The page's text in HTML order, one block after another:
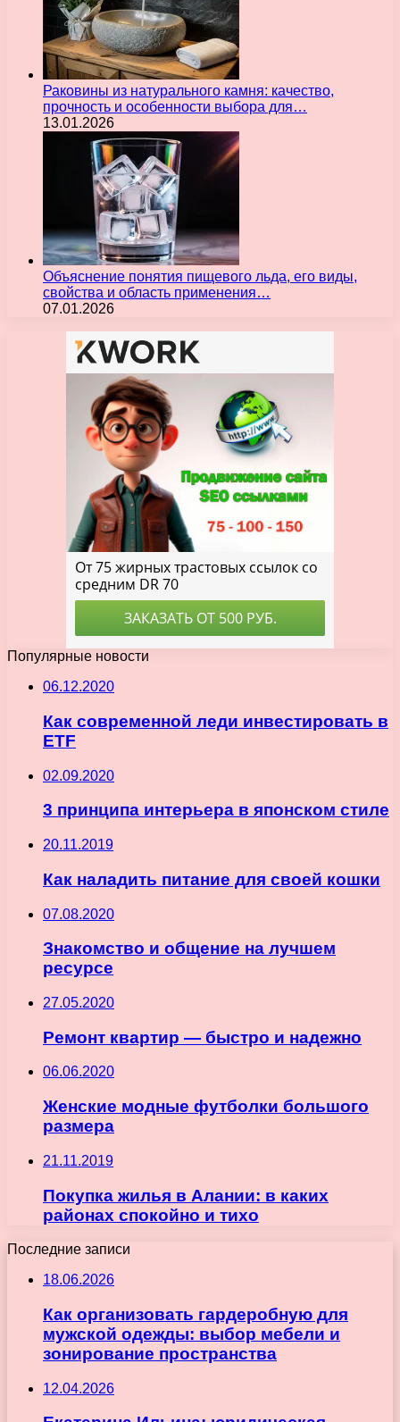
Раковины из натурального камня: качество,
прочность и особенности выбора для…
13.01.2026
Объяснение понятия пищевого льда, его виды,
свойства и область применения…
07.01.2026
Популярные новости
06.12.2020
Как современной леди инвестировать в
ETF
02.09.2020
3 принципа интерьера в японском стиле
20.11.2019
Как наладить питание для своей кошки
07.08.2020
Знакомство и общение на лучшем
ресурсе
27.05.2020
Ремонт квартир — быстро и надежно
06.06.2020
Женские модные футболки большого
размера
21.11.2019
Покупка жилья в Алании: в каких
районах спокойно и тихо
Последние записи
18.06.2026
Как организовать гардеробную для
мужской одежды: выбор мебели и
зонирование пространства
12.04.2026